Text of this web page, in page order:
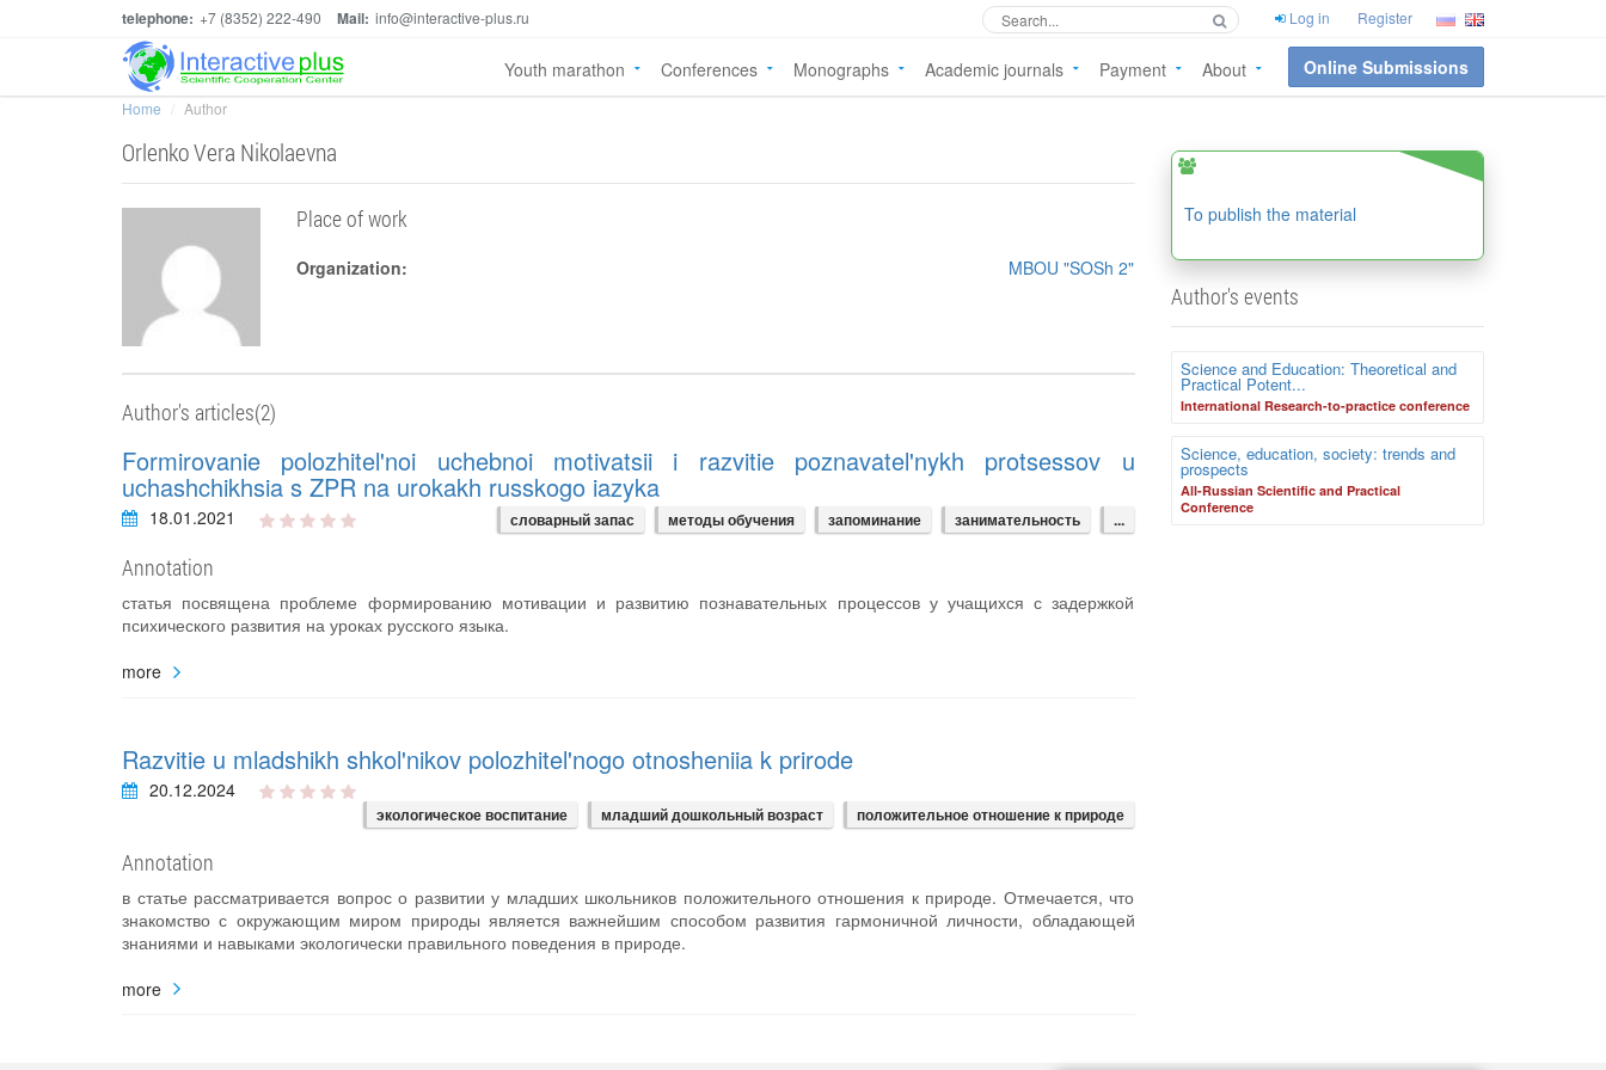
telephone: +7 (8352) 222-490 Mail: info@interactive-plus.ru Log in Register
Youth marathon Conferences Monographs Academic journals Payment About Online Submissions
Home Author
Orlenko Vera Nikolaevna
Place of work
Organization: MBOU "SOSh 2"
Author's articles(2)
Formirovanie polozhitel'noi uchebnoi motivatsii i razvitie poznavatel'nykh protsessov u
uchashchikhsia s ZPR na urokakh russkogo iazyka
18.01.2021 словарный запас методы обучения запоминание занимательность ...
Annotation
статья посвящена проблеме формированию мотивации и развитию познавательных процессов у учащихся с задержкой
психического развития на уроках русского языка.
more
Razvitie u mladshikh shkol'nikov polozhitel'nogo otnosheniia k prirode
20.12.2024
экологическое воспитание младший дошкольный возраст положительное отношение к природе
Annotation
в статье рассматривается вопрос о развитии у младших школьников положительного отношения к природе. Отмечается, что
знакомство с окружающим миром природы является важнейшим способом развития гармоничной личности, обладающей
знаниями и навыками экологически правильного поведения в природе.
more
To publish the material
Author's events
Science and Education: Theoretical and
Practical Potent...
International Research-to-practice conference
Science, education, society: trends and
prospects
All-Russian Scientific and Practical
Conference